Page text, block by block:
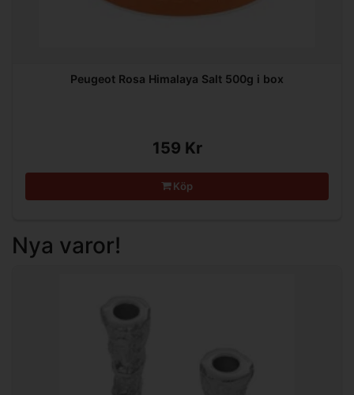
Peugeot Rosa Himalaya Salt 500g i box
159 Kr
Köp
Nya varor!